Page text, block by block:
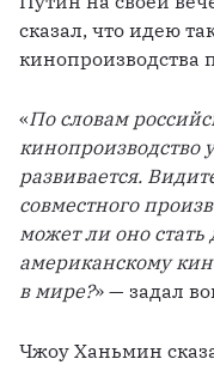
сказал, что идею
кинопроизводства
«По словам
кинопроизводство
развивается.
совместного
может ли оно стать
американскому
в мире?» — задал
Чжоу Ханьмин